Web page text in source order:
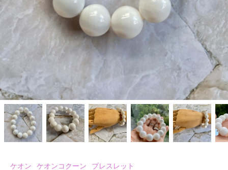
ケオン ケオンコクーン ブレスレット